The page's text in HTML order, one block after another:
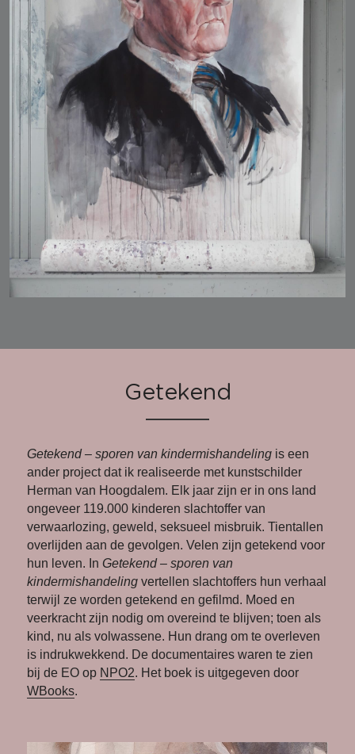
Getekend
Getekend – sporen van kindermishandeling is een
ander project dat ik realiseerde met kunstschilder
Herman van Hoogdalem. Elk jaar zijn er in ons land
ongeveer 119.000 kinderen slachtoffer van
verwaarlozing, geweld, seksueel misbruik. Tientallen
overlijden aan de gevolgen. Velen zijn getekend voor
hun leven. In Getekend – sporen van
kindermishandeling vertellen slachtoffers hun verhaal
terwijl ze worden getekend en gefilmd. Moed en
veerkracht zijn nodig om overeind te blijven; toen als
kind, nu als volwassene. Hun drang om te overleven
is indrukwekkend. De documentaires waren te zien
bij de EO op NPO2
WBooks.